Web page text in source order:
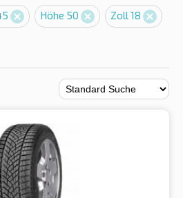
Höhe 50 Zoll 18